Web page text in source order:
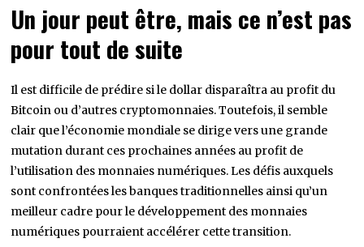
Un jour peut être, mais ce n’est pas
pour tout de suite
Il est difficile de prédire si le dollar disparaîtra au profit du
Bitcoin ou d’autres cryptomonnaies. Toutefois, il semble
clair que l’économie mondiale se dirige vers une grande
mutation durant ces prochaines années au profit de
l’utilisation des monnaies numériques. Les défis auxquels
sont confrontées les banques traditionnelles ainsi qu’un
meilleur cadre pour le développement des monnaies
numériques pourraient accélérer cette transition.